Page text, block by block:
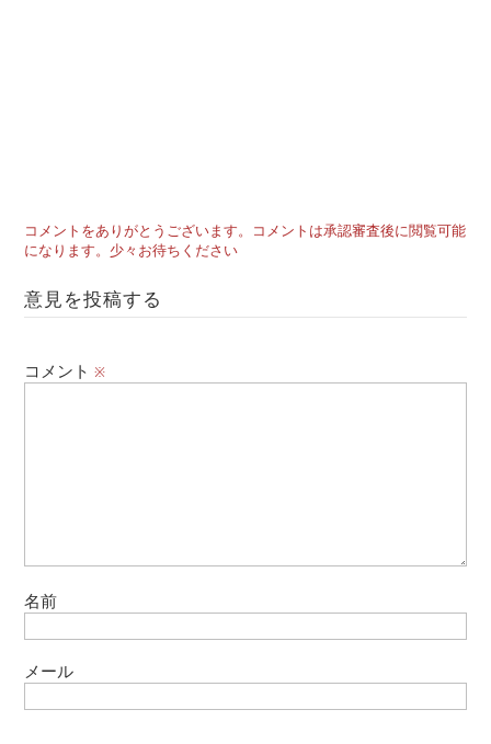
コメントをありがとうございます。コメントは承認審査後に閲覧可能
になります。少々お待ちください
意見を投稿する
コメント※
名前
メール